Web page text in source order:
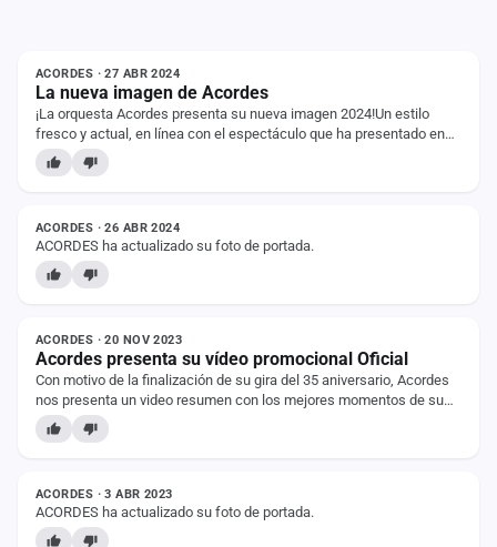
ACORDES · 27 ABR 2024
La nueva imagen de Acordes
¡La orquesta Acordes presenta su nueva imagen 2024!Un estilo
fresco y actual, en línea con el espectáculo que ha presentado en
las últimas temporadas la…
ACORDES · 26 ABR 2024
ACORDES ha actualizado su foto de portada.
ACORDES · 20 NOV 2023
Acordes presenta su vídeo promocional Oficial
Con motivo de la finalización de su gira del 35 aniversario, Acordes
nos presenta un video resumen con los mejores momentos de su
espectáculo.En este vídeo, se…
ACORDES · 3 ABR 2023
ACORDES ha actualizado su foto de portada.